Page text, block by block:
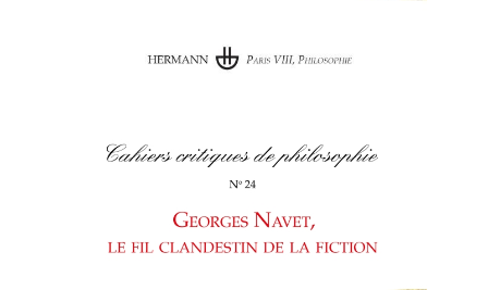
Cahiers critiques de
philosophie